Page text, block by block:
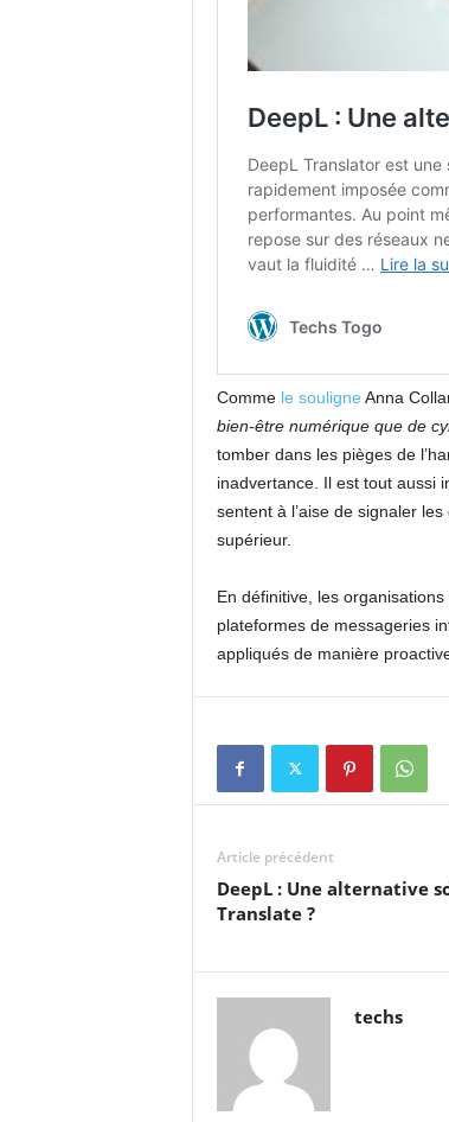
Comme le souligne Anna
bien-être numérique que de
tomber dans les pièges de
inadvertance. Il est tout aussi
sentent à l’aise de signaler
supérieur.
En définitive, les
plateformes de messageries
appliqués de manière
Article précédent
DeepL : Une alternative
Translate ?
techs